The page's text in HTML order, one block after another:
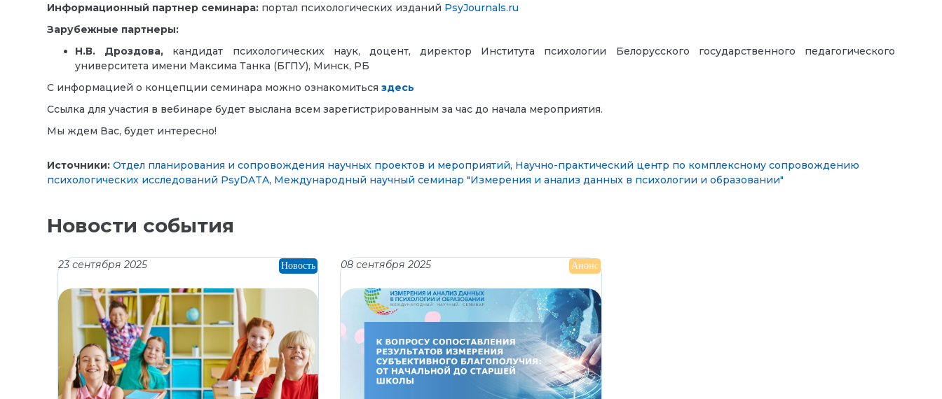
Информационный партнер семинара: портал психологических изданий PsyJournals.ru
Зарубежные партнеры:
Н.В. Дроздова, кандидат психологических наук, доцент, директор Института психологии Белорусского государственного педагогического
университета имени Максима Танка (БГПУ), Минск, РБ
С информацией о концепции семинара можно ознакомиться здесь
Ссылка для участия в вебинаре будет выслана всем зарегистрированным за час до начала мероприятия.
Мы ждем Вас, будет интересно!
Источники: Отдел планирования и сопровождения научных проектов и мероприятий, Научно-практический центр по комплексному сопровождению
психологических исследований PsyDATA, Международный научный семинар "Измерения и анализ данных в психологии и образовании"
Новости события
23 сентября 2025 Новость 08 сентября 2025 Анонс